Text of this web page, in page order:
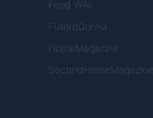
Food Wiki
FuturoDonna
HomeMagazine
SecondHomeMagazine